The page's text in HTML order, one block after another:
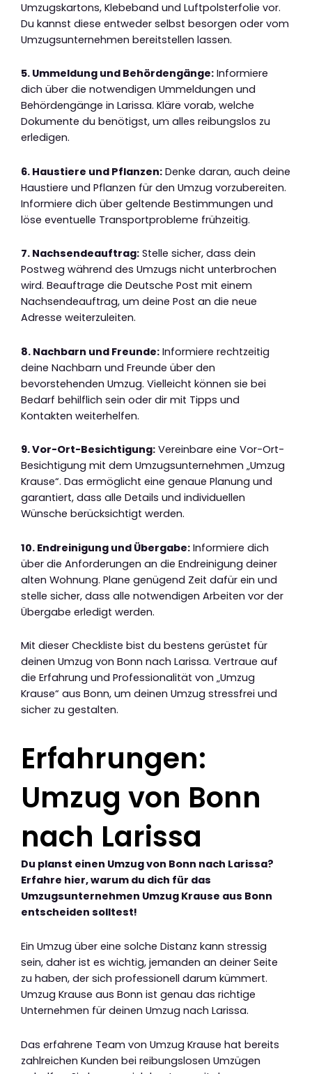
Umzugskartons, Klebeband und Luftpolsterfolie vor.
Du kannst diese entweder selbst besorgen oder vom
Umzugsunternehmen bereitstellen lassen.
5. Ummeldung und Behördengänge: Informiere
dich über die notwendigen Ummeldungen und
Behördengänge in Larissa. Kläre vorab, welche
Dokumente du benötigst, um alles reibungslos zu
erledigen.
6. Haustiere und Pflanzen: Denke daran, auch deine
Haustiere und Pflanzen für den Umzug vorzubereiten.
Informiere dich über geltende Bestimmungen und
löse eventuelle Transportprobleme frühzeitig.
7. Nachsendeauftrag: Stelle sicher, dass dein
Postweg während des Umzugs nicht unterbrochen
wird. Beauftrage die Deutsche Post mit einem
Nachsendeauftrag, um deine Post an die neue
Adresse weiterzuleiten.
8. Nachbarn und Freunde: Informiere rechtzeitig
deine Nachbarn und Freunde über den
bevorstehenden Umzug. Vielleicht können sie bei
Bedarf behilflich sein oder dir mit Tipps und
Kontakten weiterhelfen.
9. Vor-Ort-Besichtigung: Vereinbare eine Vor-Ort-
Besichtigung mit dem Umzugsunternehmen „Umzug
Krause“. Das ermöglicht eine genaue Planung und
garantiert, dass alle Details und individuellen
Wünsche berücksichtigt werden.
10. Endreinigung und Übergabe: Informiere dich
über die Anforderungen an die Endreinigung deiner
alten Wohnung. Plane genügend Zeit dafür ein und
stelle sicher, dass alle notwendigen Arbeiten vor der
Übergabe erledigt werden.
Mit dieser Checkliste bist du bestens gerüstet für
deinen Umzug von Bonn nach Larissa. Vertraue auf
die Erfahrung und Professionalität von „Umzug
Krause“ aus Bonn, um deinen Umzug stressfrei und
sicher zu gestalten.
Erfahrungen:
Umzug von Bonn
nach Larissa
Du planst einen Umzug von Bonn nach Larissa?
Erfahre hier, warum du dich für das
Umzugsunternehmen Umzug Krause aus Bonn
entscheiden solltest!
Ein Umzug über eine solche Distanz kann stressig
sein, daher ist es wichtig, jemanden an deiner Seite
zu haben, der sich professionell darum kümmert.
Umzug Krause aus Bonn ist genau das richtige
Unternehmen für deinen Umzug nach Larissa.
Das erfahrene Team von Umzug Krause hat bereits
zahlreichen Kunden bei reibungslosen Umzügen